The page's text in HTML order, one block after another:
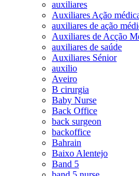
auxiliares
Auxiliares Ação
auxiliares de ação
Auxiliares de Acção
auxiliares de saúde
Auxiliares Sénior
auxilio
Aveiro
B cirurgia
Baby Nurse
Back Office
back surgeon
backoffice
Bahrain
Baixo Alentejo
Band 5